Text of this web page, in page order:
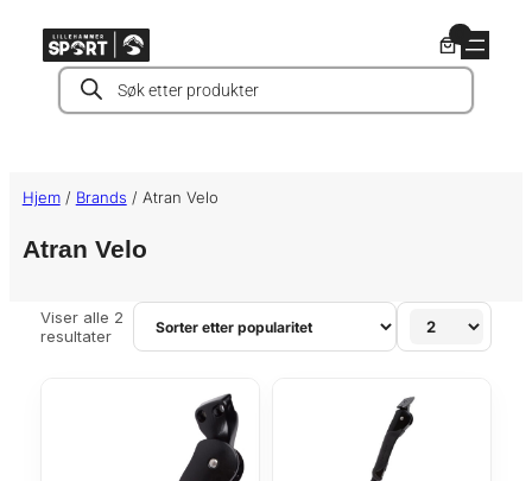
innholdProducts
search
Hjem/ Brands / Atran Velo
Atran Velo
Viser alle 2
resultaterS